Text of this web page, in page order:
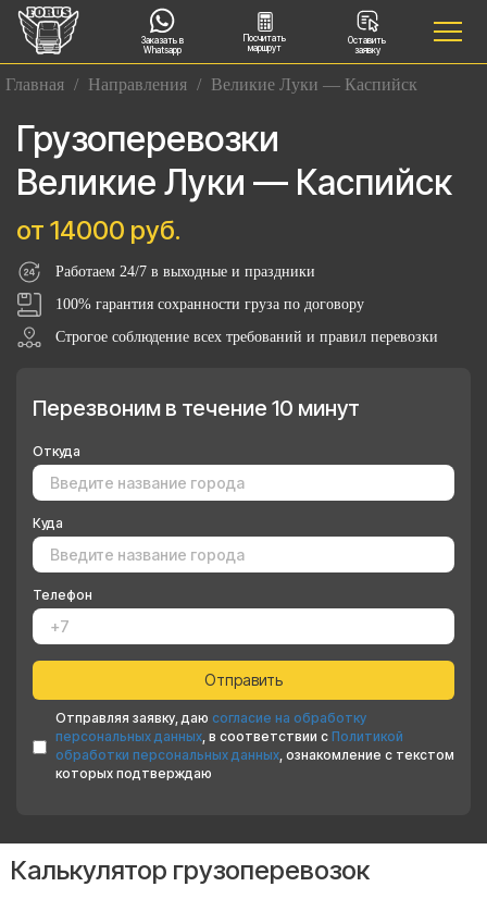
Заказать в
Whatsapp
Посчитать
маршрут
Оставить
заявку
Главная / Направления / Великие Луки — Каспийск
Грузоперевозки
Великие Луки — Каспийск
от 14000 руб.
Работаем 24/7 в выходные и праздники
100% гарантия сохранности груза по договору
Строгое соблюдение всех требований и правил перевозки
Перезвоним в течение 10 минут
Откуда
Куда
Телефон
Отправляя заявку, даю согласие на обработку
персональных данных, в соответствии с Политикой
обработки персональных данных, ознакомление с текстом
которых подтверждаю
Калькулятор грузоперевозок